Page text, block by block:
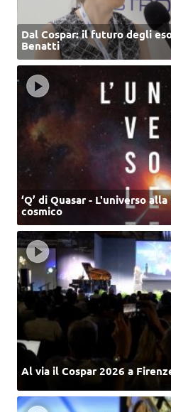
Dal Cospar: il futuro degli
Benatti
‘Q’ di Quasar - L'universo
cosmico
Al via il Cospar 2026 a